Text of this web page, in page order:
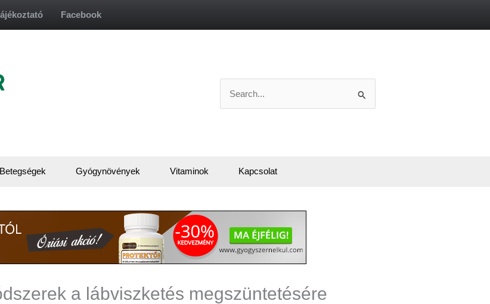
Facebook
for:
Betegségek Gyógynövények Vitaminok Kapcsolat
a lábviszketés megszüntetésére